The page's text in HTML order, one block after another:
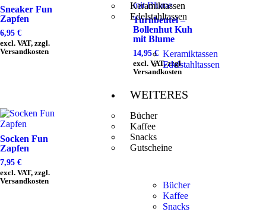
Keramiktassen
Edelstahltassen
Keramiktassen
Edelstahltassen
WEITERES
Bücher
Kaffee
Snacks
Gutscheine
Bücher
Kaffee
Snacks
Sneaker Fun
Zapfen
6,95 €
excl. VAT, zzgl.
Versandkosten
Turnbeutel –
Bollenhut Kuh
mit Blume
14,95€
excl. VAT, zzgl.
Versandkosten
Socken Fun
Zapfen
7,95 €
excl. VAT, zzgl.
Versandkosten